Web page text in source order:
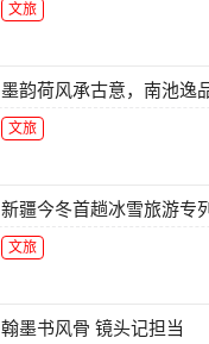
文旅
墨韵荷风承古意，南池逸
文旅
新疆今冬首趟冰雪旅游专
文旅
翰墨书风骨 镜头记担当